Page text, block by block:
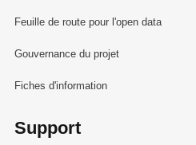
Feuille de route pour l'open data
Gouvernance du projet
Fiches d'information
Support